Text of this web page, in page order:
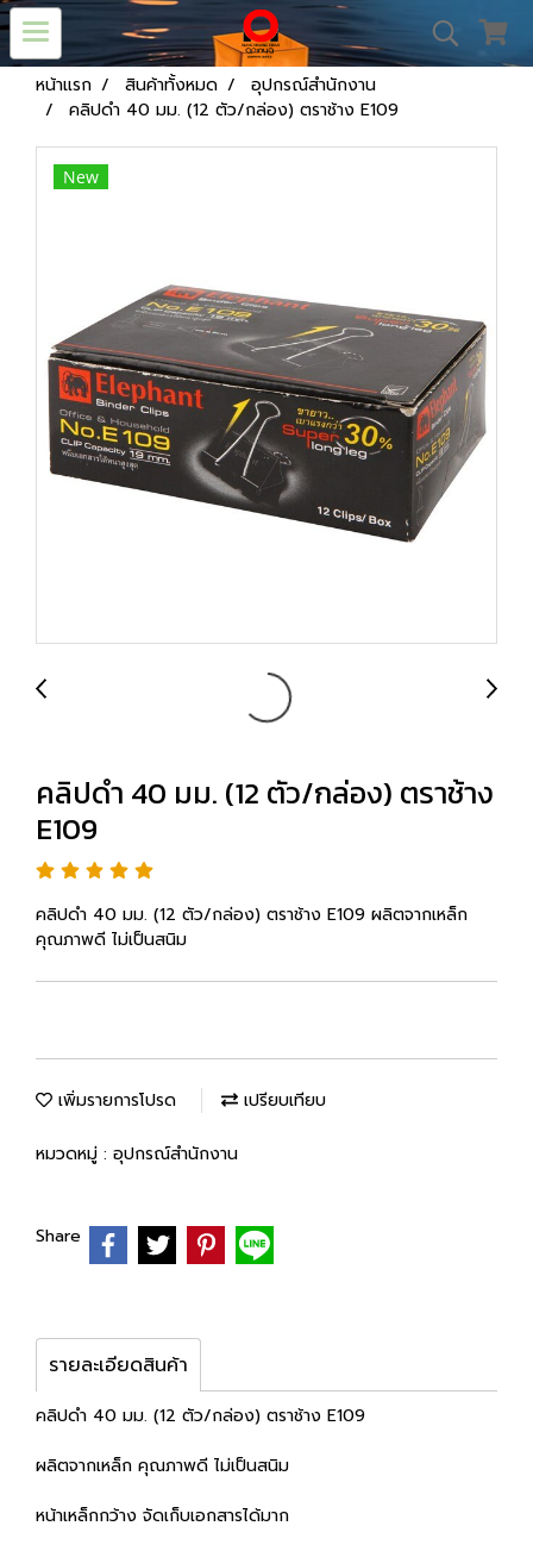
หน้าแรก สินค้าทั้งหมด
อุปกรณ์สำนักงาน
คลิปดำ 40 มม. (12 ตัว/กล่อง) ตราช้าง E109
New
คลิปดำ 40 มม. (12 ตัว/กล่อง) ตราช้าง
E109
คลิปดำ 40 มม. (12 ตัว/กล่อง) ตราช้าง E109 ผลิตจากเหล็ก
คุณภาพดี ไม่เป็นสนิม
เพิ่มรายการโปรด เปรียบเทียบ
หมวดหมู่ : อุปกรณ์สำนักงาน
Share
รายละเอียดสินค้า
คลิปดำ 40 มม. (12 ตัว/กล่อง) ตราช้าง E109
ผลิตจากเหล็ก คุณภาพดี ไม่เป็นสนิม
หน้าเหล็กกว้าง จัดเก็บเอกสารได้มาก